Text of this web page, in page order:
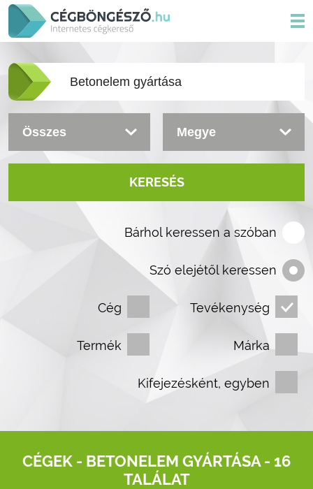
KERESÉS
Bárhol keressen a szóban
Szó elejétől keressen
Cég Tevékenység
Termék Márka
Kifejezésként, egyben
CÉGEK - BETONELEM GYÁRTÁSA- 16
TALÁLAT